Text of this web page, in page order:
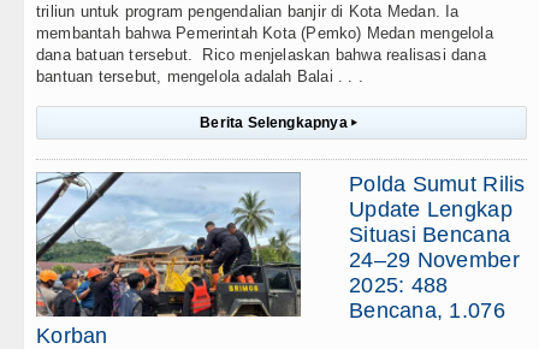
triliun untuk program pengendalian banjir di Kota Medan. Ia
membantah bahwa Pemerintah Kota (Pemko) Medan mengelola
dana batuan tersebut. Rico menjelaskan bahwa realisasi dana
bantuan tersebut, mengelola adalah Balai . . .
Berita Selengkapnya ▸
Polda Sumut Rilis
Update Lengkap
Situasi Bencana
24–29 November
2025: 488
Bencana, 1.076
Korban